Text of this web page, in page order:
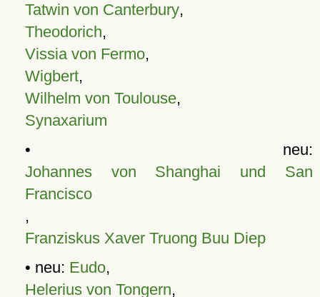
Tatwin von Canterbury,
Theodorich,
Vissia von Fermo,
Wigbert,
Wilhelm von Toulouse,
Synaxarium
• neu:
Johannes von Shanghai und San
Francisco
,
Franziskus Xaver Truong Buu Diep
• neu: Eudo,
Helerius von Tongern,